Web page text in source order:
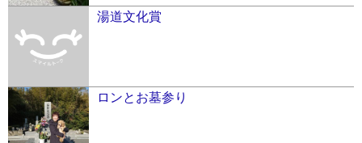
湯道文化賞
ロンとお墓参り